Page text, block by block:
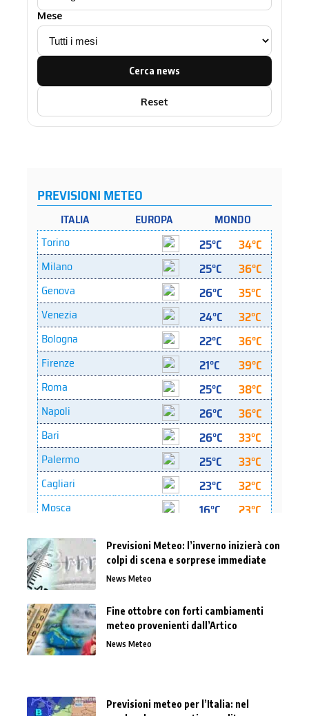
Mese
Cerca news
Reset
Previsioni Meteo: l’inverno inizierà con
colpi di scena e sorprese immediate
News Meteo
Fine ottobre con forti cambiamenti
meteo provenienti dall’Artico
News Meteo
Previsioni meteo per l’Italia: nel